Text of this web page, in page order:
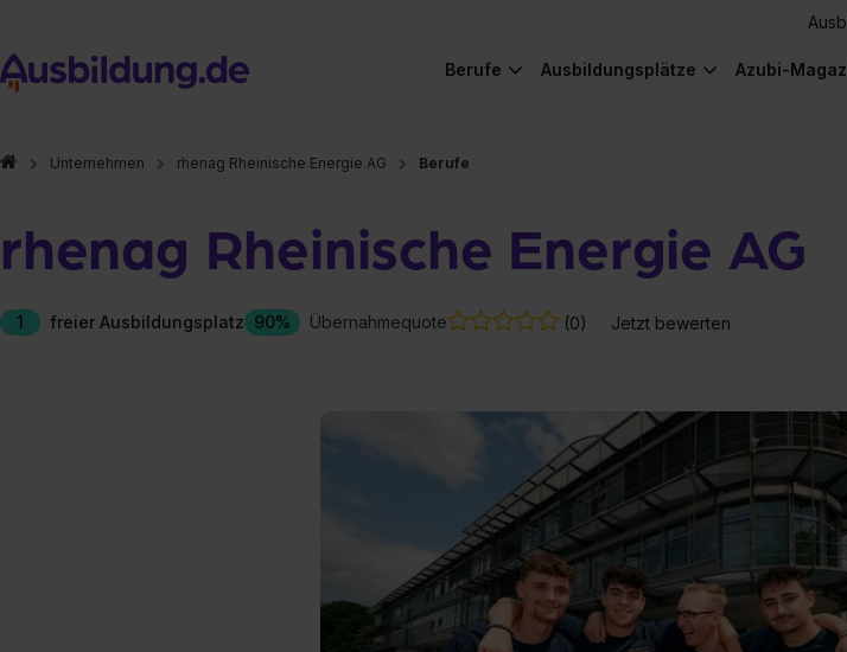
Berufe Ausbildungsplätze Azubi-
Unternehmen rhenag Rheinische Energie AG Berufe
rhenag Rheinische Energie AG
1 freier Ausbildungsplatz 90% Übernahmequote (0) Jetzt bewerten